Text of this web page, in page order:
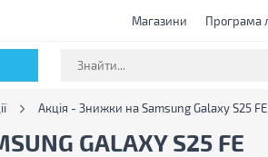
Магазини Програма
Акція - Знижки на Samsung Galaxy S25
GALAXY S25 FE